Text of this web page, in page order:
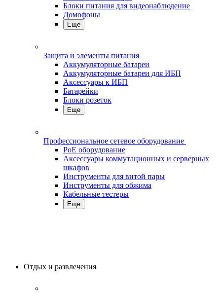
Блоки питания для видеонаблюдение
Домофоны
Еще
Защита и элементы питания
Аккумуляторные батареи
Аккумуляторные батареи для ИБП
Аксессуары к ИБП
Батарейки
Блоки розеток
Еще
Профессиональное сетевое оборудование
PoE оборудование
Аксессуары коммутационных и серверных
шкафов
Инструменты для витой пары
Инструменты для обжима
Кабельные тестеры
Еще
Отдых и развлечения